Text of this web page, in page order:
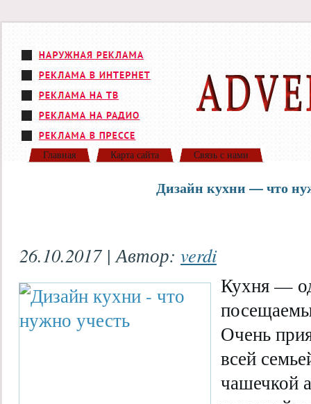
Главная Карта сайта Связь с нами
Дизайн кухни — что
26.10.2017 | Автор: verdi
Кухня —
Очень
всей
чашечкой